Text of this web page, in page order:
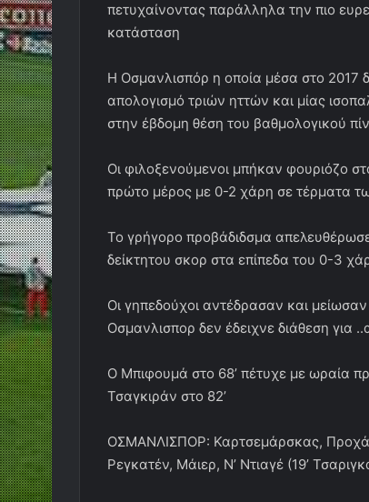
πετυχαίνοντας παράλληλα την πιο
κατάσταση
Η Οσμανλισπόρ η οποία μέσα στο 2017
απολογισμό τριών ηττών και μίας
στην έβδομη θέση του βαθμολογικού
Οι φιλοξενούμενοι μπήκαν φουριόζο
πρώτο μέρος με 0-2 χάρη σε τέρματα
Το γρήγορο προβάδιδσμα
δείκτητου σκορ στα επίπεδα του 0-3
Οι γηπεδούχοι αντέδρασαν και
Οσμανλισπορ δεν έδειχνε διάθεση για
Ο Μπιφουμά στο 68’ πέτυχε με ωραία
Τσαγκιράν στο 82’
ΟΣΜΑΝΛΙΣΠΟΡ: Καρτσεμάρσκας,
Ρεγκατέν, Μάιερ, Ν’ Ντιαγέ (19’